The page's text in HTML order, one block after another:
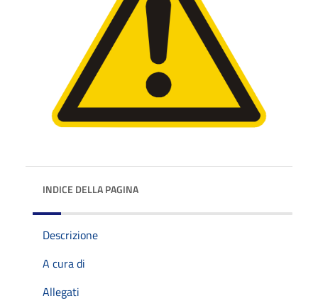
INDICE DELLA PAGINA
Descrizione
A cura di
Allegati